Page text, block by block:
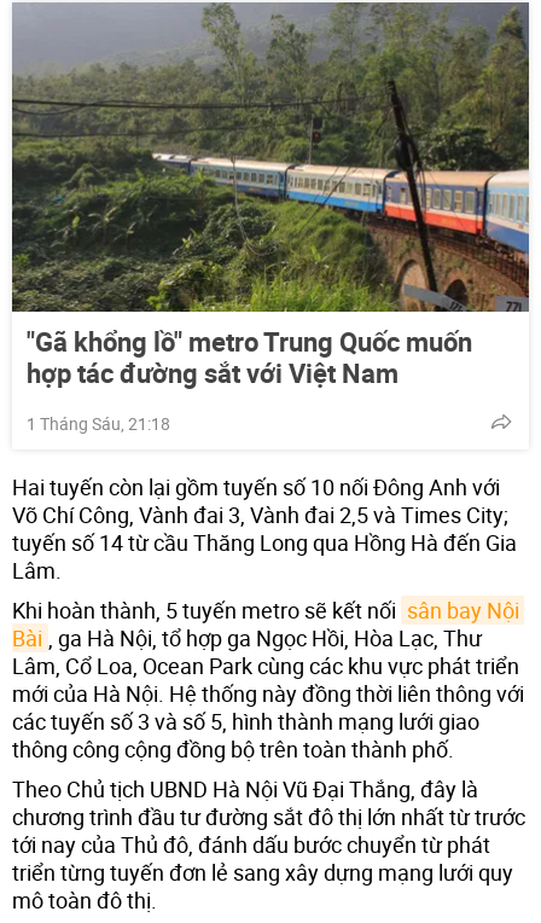
"Gã khổng lồ" metro Trung Quốc muốn
hợp tác đường sắt với Việt Nam
1 Tháng Sáu, 21:18
Hai tuyến còn lại gồm tuyến số 10 nối Đông Anh với
Võ Chí Công, Vành đai 3, Vành đai 2,5 và Times City;
tuyến số 14 từ cầu Thăng Long qua Hồng Hà đến Gia
Lâm.
Khi hoàn thành, 5 tuyến metro sẽ kết nối sân bay Nội
Bài , ga Hà Nội, tổ hợp ga Ngọc Hồi, Hòa Lạc, Thư
Lâm, Cổ Loa, Ocean Park cùng các khu vực phát triển
mới của Hà Nội. Hệ thống này đồng thời liên thông với
các tuyến số 3 và số 5, hình thành mạng lưới giao
thông công cộng đồng bộ trên toàn thành phố.
Theo Chủ tịch UBND Hà Nội Vũ Đại Thắng, đây là
chương trình đầu tư đường sắt đô thị lớn nhất từ trước
tới nay của Thủ đô, đánh dấu bước chuyển từ phát
triển từng tuyến đơn lẻ sang xây dựng mạng lưới quy
mô toàn đô thị.